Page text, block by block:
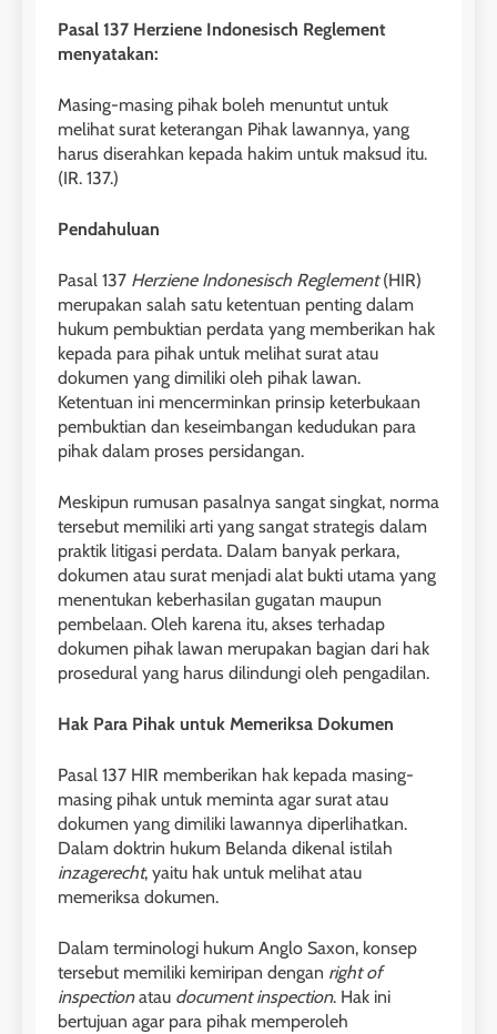
Pasal 137 Herziene Indonesisch Reglement
menyatakan:
Masing-masing pihak boleh menuntut untuk
melihat surat keterangan Pihak lawannya, yang
harus diserahkan kepada hakim untuk maksud itu.
(IR. 137.)
Pendahuluan
Pasal 137 Herziene Indonesisch Reglement(HIR)
merupakan salah satu ketentuan penting dalam
hukum pembuktian perdata yang memberikan hak
kepada para pihak untuk melihat surat atau
dokumen yang dimiliki oleh pihak lawan.
Ketentuan ini mencerminkan prinsip keterbukaan
pembuktian dan keseimbangan kedudukan para
pihak dalam proses persidangan.
Meskipun rumusan pasalnya sangat singkat, norma
tersebut memiliki arti yang sangat strategis dalam
praktik litigasi perdata. Dalam banyak perkara,
dokumen atau surat menjadi alat bukti utama yang
menentukan keberhasilan gugatan maupun
pembelaan. Oleh karena itu, akses terhadap
dokumen pihak lawan merupakan bagian dari hak
prosedural yang harus dilindungi oleh pengadilan.
Hak Para Pihak untuk Memeriksa Dokumen
Pasal 137 HIR memberikan hak kepada masing-
masing pihak untuk meminta agar surat atau
dokumen yang dimiliki lawannya diperlihatkan.
Dalam doktrin hukum Belanda dikenal istilah
inzagerecht, yaitu hak untuk melihat atau
memeriksa dokumen.
Dalam terminologi hukum Anglo Saxon, konsep
tersebut memiliki kemiripan dengan right of
inspectionatau document inspection. Hak ini
bertujuan agar para pihak memperoleh